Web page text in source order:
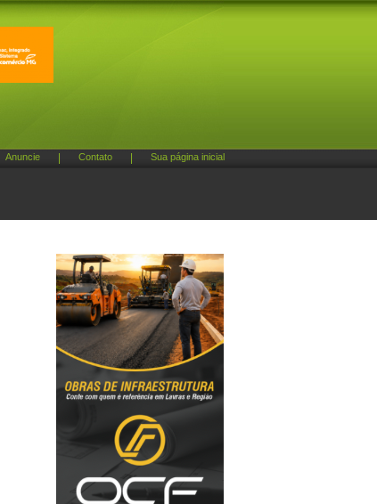
Anuncie Contato Sua página inicial